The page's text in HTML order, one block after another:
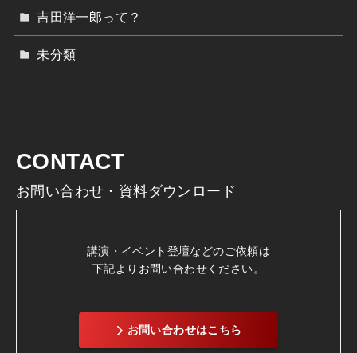
吉田洋一郎って？
未分類
CONTACT
お問い合わせ・資料ダウンロード
講演・イベント登壇などのご依頼は
下記よりお問い合わせください。
お問い合わせはこちら